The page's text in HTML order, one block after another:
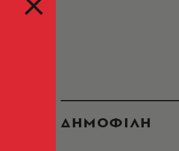
ΔΗΜΟΦΙΛΗ